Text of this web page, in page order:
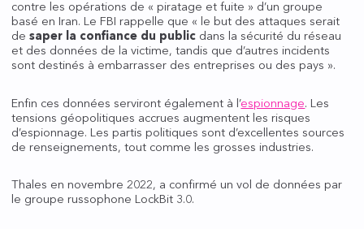
contre les opérations de « piratage et fuite » d’un groupe
basé en Iran. Le FBI rappelle que « le but des attaques serait
desaper la confiance du public dans la sécurité du réseau
et des données de la victime, tandis que d’autres incidents
sont destinés à embarrasser des entreprises ou des pays ».
Enfin ces données serviront également à l’espionnage. Les
tensions géopolitiques accrues augmentent les risques
d’espionnage. Les partis politiques sont d’excellentes sources
de renseignements, tout comme les grosses industries.
Thales en novembre 2022, a confirmé un vol de données par
le groupe russophone LockBit 3.0.